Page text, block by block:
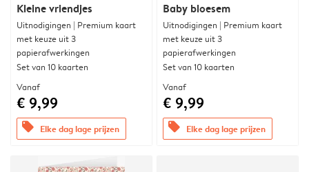
Kleine vriendjes
Uitnodigingen | Premium kaart
met keuze uit 3
papierafwerkingen
Set van 10 kaarten
Vanaf
€ 9,99
offers Elke dag lage prijzen
Baby bloesem
Uitnodigingen | Premium kaart
met keuze uit 3
papierafwerkingen
Set van 10 kaarten
Vanaf
€ 9,99
offers Elke dag lage prijzen